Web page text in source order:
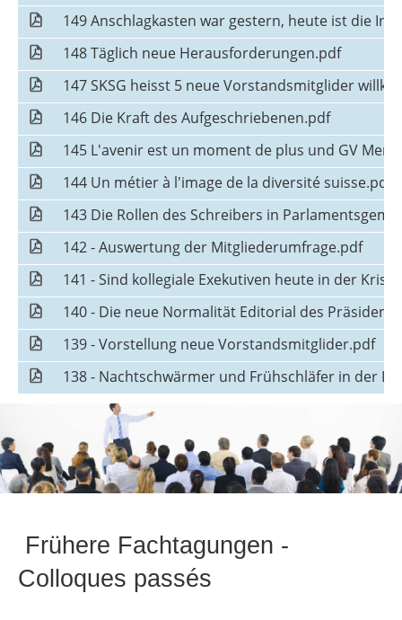
149 Anschlagkasten war gestern, heute ist die
148 Täglich neue Herausforderungen.pdf
147 SKSG heisst 5 neue Vorstandsmitglider
146 Die Kraft des Aufgeschriebenen.pdf
145 L'avenir est un moment de plus und GV
144 Un métier à l'image de la diversité suisse.pdf
143 Die Rollen des Schreibers in
142 - Auswertung der Mitgliederumfrage.pdf
141 - Sind kollegiale Exekutiven heute in der
140 - Die neue Normalität Editorial des
139 - Vorstellung neue Vorstandsmitglider.pdf
138 - Nachtschwärmer und Frühschläfer in der
Frühere Fachtagungen -
Colloques passés